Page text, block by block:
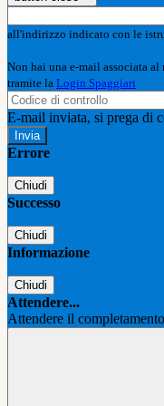
all'indirizzo indicato con le
Non hai una e-mail associata
tramite la Login Spaggiari
E-mail inviata, si prega di
Errore
Chiudi
Successo
Chiudi
Informazione
Chiudi
Attendere...
Attendere il